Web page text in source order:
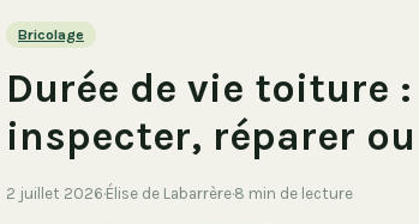
Bricolage
Durée de vie toiture
inspecter, réparer
2 juillet 2026·Élise de Labarrère·8 min de lecture